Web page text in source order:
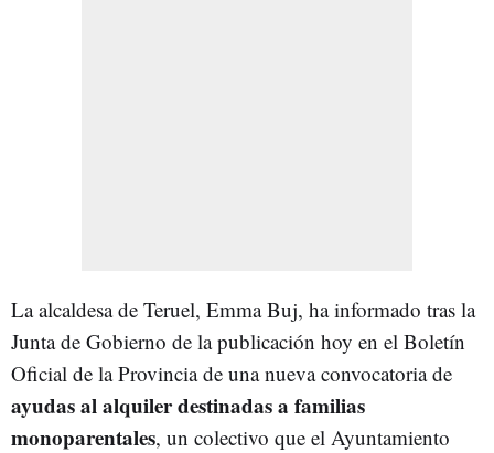
La alcaldesa de Teruel, Emma Buj, ha informado tras la
Junta de Gobierno de la publicación hoy en el Boletín
Oficial de la Provincia de una nueva convocatoria de
ayudas al alquiler destinadas a familias
monoparentales, un colectivo que el Ayuntamiento